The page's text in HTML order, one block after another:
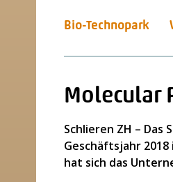
Bio-Technopark
Molecular
Schlieren ZH –
Geschäftsjahr
hat sich das